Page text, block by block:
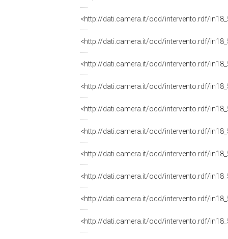
<http://dati.camera.it/ocd/intervento.rdf/
<http://dati.camera.it/ocd/intervento.rdf/
<http://dati.camera.it/ocd/intervento.rdf/
<http://dati.camera.it/ocd/intervento.rdf/
<http://dati.camera.it/ocd/intervento.rdf/
<http://dati.camera.it/ocd/intervento.rdf/
<http://dati.camera.it/ocd/intervento.rdf/
<http://dati.camera.it/ocd/intervento.rdf/
<http://dati.camera.it/ocd/intervento.rdf/
<http://dati.camera.it/ocd/intervento.rdf/